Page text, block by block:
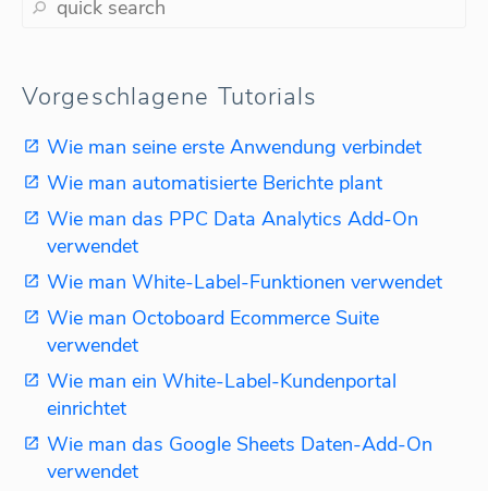
Vorgeschlagene Tutorials
Wie man seine erste Anwendung verbindet
Wie man automatisierte Berichte plant
Wie man das PPC Data Analytics Add-On
verwendet
Wie man White-Label-Funktionen verwendet
Wie man Octoboard Ecommerce Suite
verwendet
Wie man ein White-Label-Kundenportal
einrichtet
Wie man das Google Sheets Daten-Add-On
verwendet